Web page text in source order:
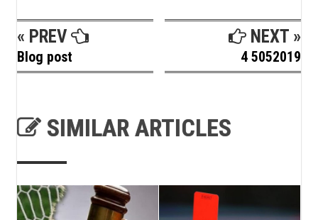
« PREV
Blog post
NEXT »
4 5052019
SIMILAR ARTICLES